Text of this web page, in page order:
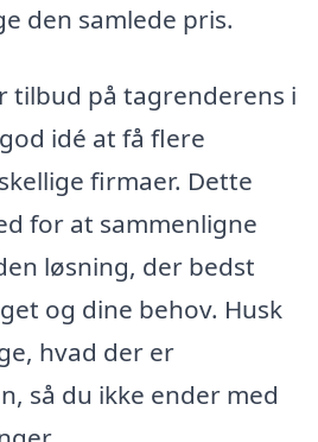
den samlede pris.
tilbud på tagrenderens i
idé at få flere
firmaer. Dette
for at sammenligne
løsning, der bedst
og dine behov. Husk
hvad der er
så du ikke ender med